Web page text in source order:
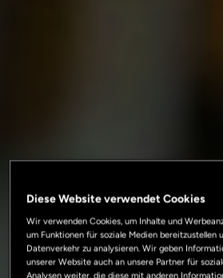
Diese Website verwendet Cookies
Wir verwenden Cookies, um Inhalte und
um Funktionen für soziale Medien bereitzustellen
Datenverkehr zu analysieren. Wir geben
unserer Website auch an unsere Partner für
Analysen weiter, die diese mit anderen